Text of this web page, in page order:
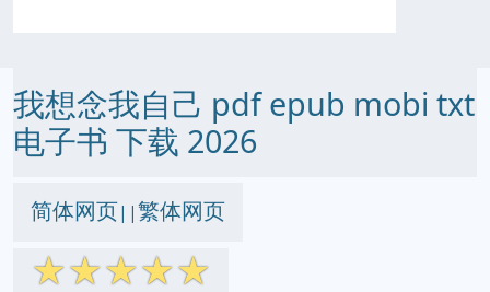
我想念我自己 pdf epub mobi txt
电子书 下载 2026
简体网页||繁体网页
☆☆☆☆☆